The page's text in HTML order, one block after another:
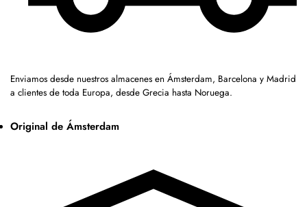
Enviamos desde nuestros almacenes en Ámsterdam, Barcelona y Madrid
a clientes de toda Europa, desde Grecia hasta Noruega.
Original de Ámsterdam